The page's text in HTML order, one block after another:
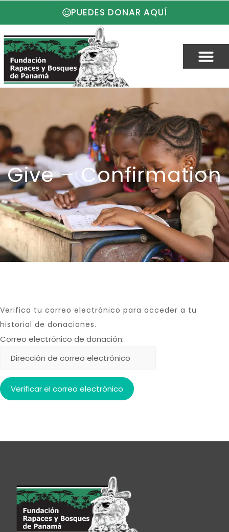
PUEDES DONAR AQUÍ
Give – Confirmation
Verifica tu correo electrónico para acceder a tu
historial de donaciones.
Correo electrónico de donación: